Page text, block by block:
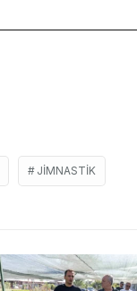
JIMNASTIK